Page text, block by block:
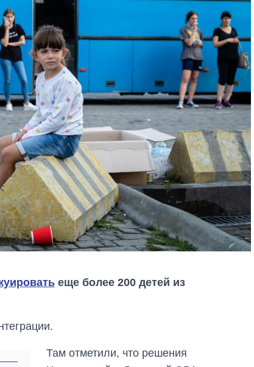
еще более 200 детей из
Там отметили, что решения